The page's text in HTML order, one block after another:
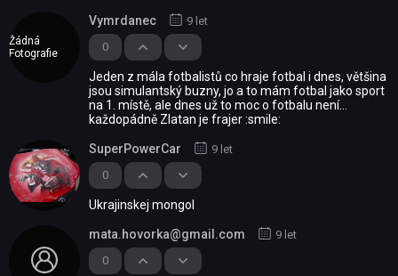
Žádná
Fotografie
0
Vymrdanec 9 let
Jeden z mála fotbalistů co hraje fotbal i dnes, většina
jsou simulantský buzny, jo a to mám fotbal jako sport
na 1. místě, ale dnes už to moc o fotbalu není...
každopádně Zlatan je frajer :smile:
0
SuperPowerCar 9 let
Ukrajinskej mongol
0
mata.hovorka@gmail.com 9 let